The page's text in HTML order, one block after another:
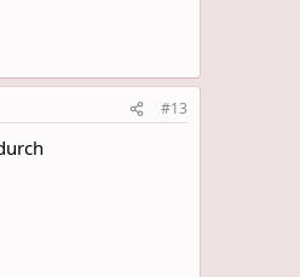
#13